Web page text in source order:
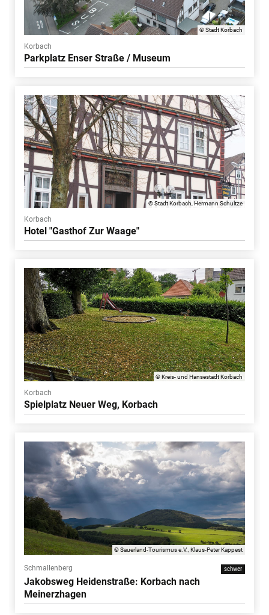
© Stadt Korbach
Korbach
Parkplatz Enser Straße / Museum
© Stadt Korbach, Hermann Schultze
Korbach
Hotel "Gasthof Zur Waage"
© Kreis- und Hansestadt Korbach
Korbach
Spielplatz Neuer Weg, Korbach
© Sauerland-Tourismus e.V., Klaus-Peter Kappest
Schmallenberg schwer
Jakobsweg Heidenstraße: Korbach nach
Meinerzhagen